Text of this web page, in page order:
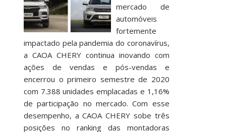
mercado de
automóveis
fortemente
impactado pela pandemia do coronavírus,
a CAOA CHERY continua inovando com
ações de vendas e pós-vendas e
encerrou o primeiro semestre de 2020
com 7.388 unidades emplacadas e 1,16%
de participação no mercado. Com esse
desempenho, a CAOA CHERY sobe três
posições no ranking das montadoras